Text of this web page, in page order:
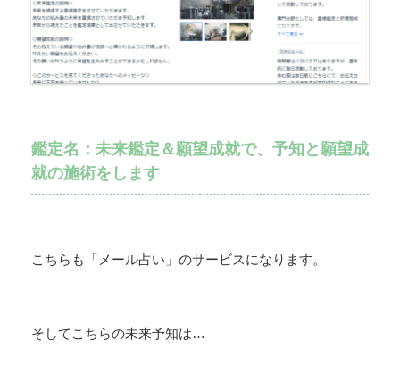
鑑定名：未来鑑定＆願望成就で、予知と願望成
就の施術をします
こちらも「メール占い」のサービスになります。
そしてこちらの未来予知は…